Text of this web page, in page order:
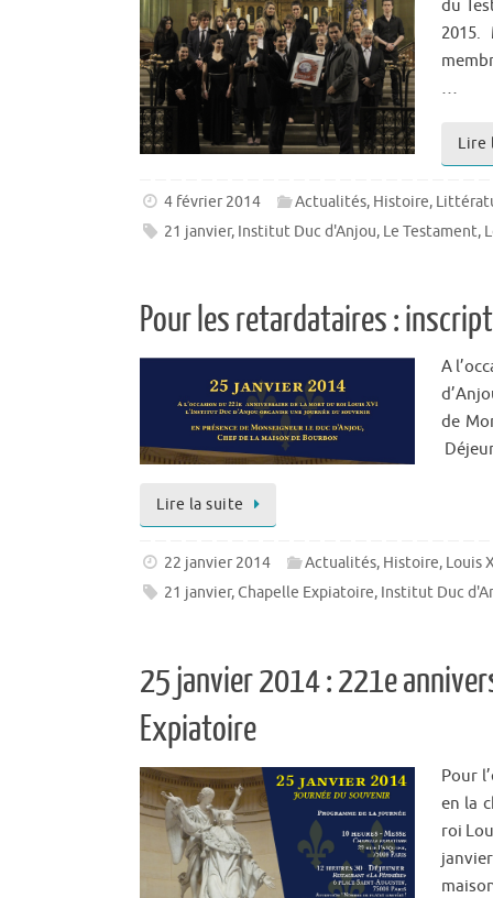
du
2015.
…
Lire
4 février 2014 Actualités, Histoire,
21 janvier, Institut Duc d'Anjou, Le Testament,
Pour les retardataires :
A
de
Lire la suite
22 janvier 2014 Actualités, Histoire, Louis
21 janvier,Chapelle Expiatoire, Institut Duc
25 janvier 2014 : 221e
Expiatoire
Pour
en la
roi